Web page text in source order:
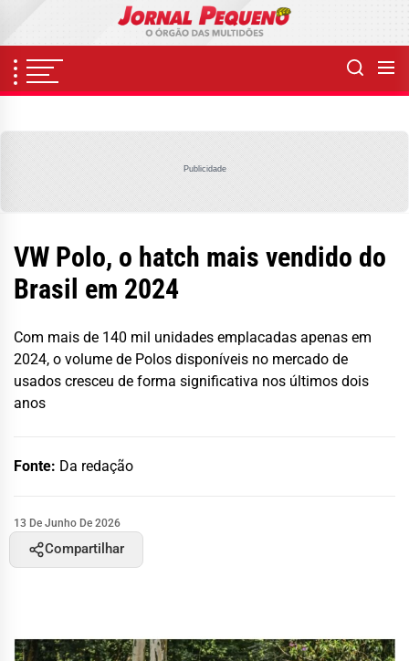
content
Publicidade
VW Polo, o hatch mais vendido do
Brasil em 2024
Com mais de 140 mil unidades emplacadas apenas em
2024, o volume de Polos disponíveis no mercado de
usados cresceu de forma significativa nos últimos dois
anos
Fonte: Da redação
13 De Junho De 2026
Compartilhar